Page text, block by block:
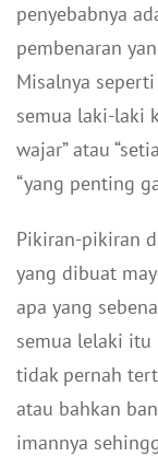
penyebabnya
pembenaran
Misalnya
semua laki-laki
wajar” atau
“yang penting
Pikiran-pikiran
yang dibuat
apa yang
semua lelaki itu
tidak pernah
atau bahkan
imannya